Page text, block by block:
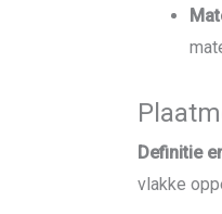
Definitie
vlakke